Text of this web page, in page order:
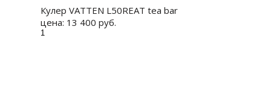
Кулер VATTEN L50REAT tea bar
цена: 13 400 руб.